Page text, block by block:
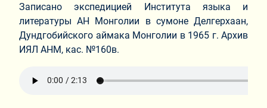
Записано экспедицией Института языка и
литературы АН Монголии в сумоне Делгерхаан,
Дундгобийского аймака Монголии в 1965 г. Архив
ИЯЛ АНМ, кас. №160в.